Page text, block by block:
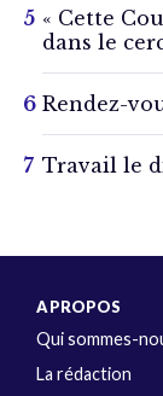
« Cette
dans le
Rendez-
Travail le
A PROPOS
Qui sommes-
La rédaction